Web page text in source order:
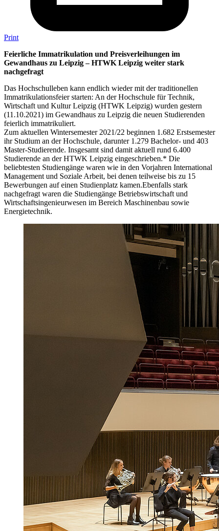
Print
Feierliche Immatrikulation und Preisverleihungen im
Gewandhaus zu Leipzig – HTWK Leipzig weiter stark
nachgefragt
Das Hochschulleben kann endlich wieder mit der traditionellen
Immatrikulationsfeier starten: An der Hochschule für Technik,
Wirtschaft und Kultur Leipzig (HTWK Leipzig) wurden gestern
(11.10.2021) im Gewandhaus zu Leipzig die neuen Studierenden
feierlich immatrikuliert.
Zum aktuellen Wintersemester 2021/22 beginnen 1.682 Erstsemester
ihr Studium an der Hochschule, darunter 1.279 Bachelor- und 403
Master-Studierende. Insgesamt sind damit aktuell rund 6.400
Studierende an der HTWK Leipzig eingeschrieben.* Die
beliebtesten Studiengänge waren wie in den Vorjahren International
Management und Soziale Arbeit, bei denen teilweise bis zu 15
Bewerbungen auf einen Studienplatz kamen.Ebenfalls stark
nachgefragt waren die Studiengänge Betriebswirtschaft und
Wirtschaftsingenieurwesen im Bereich Maschinenbau sowie
Energietechnik.